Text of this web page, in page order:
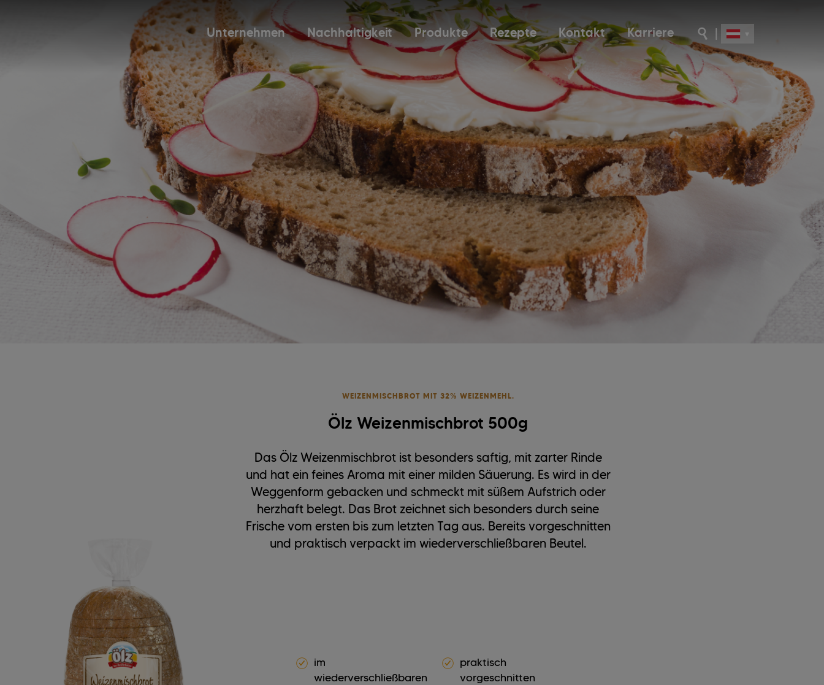
Unternehmen Nachhaltigkeit Produkte Rezepte Kontakt Karriere
WEIZENMISCHBROT MIT 32% WEIZENMEHL.
Ölz Weizenmischbrot 500g
Das Ölz Weizenmischbrot ist besonders saftig, mit zarter Rinde
und hat ein feines Aroma mit einer milden Säuerung. Es wird in der
Weggenform gebacken und schmeckt mit süßem Aufstrich oder
herzhaft belegt. Das Brot zeichnet sich besonders durch seine
Frische vom ersten bis zum letzten Tag aus. Bereits vorgeschnitten
und praktisch verpackt im wiederverschließbaren Beutel.
im
wiederverschließbaren
praktisch
vorgeschnitten